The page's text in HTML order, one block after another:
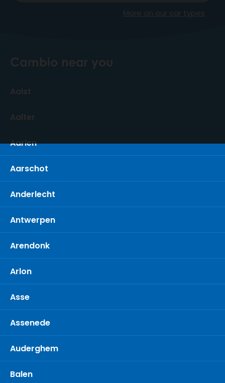
More on our car types
Cambio near you
Aalst
Aalter
Aarlen
Aarschot
Anderlecht
Antwerpen
Arendonk
Arlon
Asse
Assenede
Auderghem
Balen